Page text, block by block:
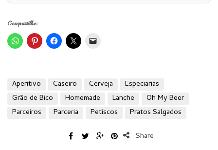
Compartilhe:
Aperitivo Caseiro Cerveja
Especiarias
Grão de Bico
Homemade Lanche
Oh My Beer
Parceiros
Parceria Petiscos Pratos Salgados
Share